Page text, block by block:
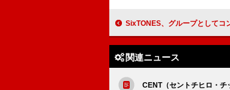
SixTONES、グループとしてコント初挑戦の
関連ニュース
CENT（セントチヒロ・